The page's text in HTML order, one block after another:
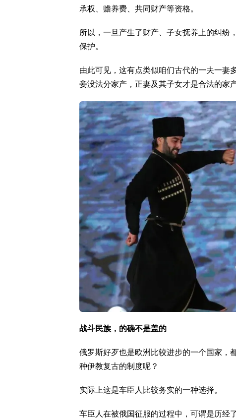
承权、赡养费、共同财产等资格。
所以，一旦产生了财产、子女抚养上的纠纷
保护。
由此可见，这有点类似咱们古代的一夫一妻
妾没法分家产，正妻及其子女才是合法的家
战斗民族，的确不是盖的
俄罗斯好歹也是欧洲比较进步的一个国家，
种伊教复古的制度呢？
实际上这是车臣人比较务实的一种选择。
车臣人在被俄国征服的过程中，可谓是历经